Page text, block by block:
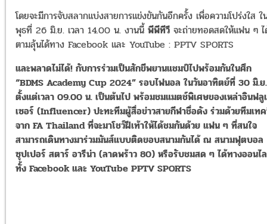
โดยจะมีการจับสลากแบ่งสายการแข่งขันกันอีกครั้ง เพื่อความโปร่งใส ใ
พุธที่ 26 มิ.ย. เวลา 14.00 น. งานนี้ พีพีทีวี จะถ่ายทอดสดให้แฟน ๆ
ตามลุ้นได้ทาง Facebook และ YouTube : PPTV SPORTS
และพลาดไม่ได้! กับการร่วมเป็นสักขีพยานแชมป์ไปพร้อมกันในศึก
“BDMS Academy Cup 2024” รอบไฟนอล ในวันอาทิตย์ที่ 30 มิ.ย.
ตั้งแต่เวลา 09.00 น. เป็นต้นไป พร้อมชมแมตช์พิเศษของเหล่าอินฟลู
เซอร์ (Influencer) ปะทะทีมผู้สื่อข่าวสายกีฬาชื่อดัง ร่วมด้วยทีมเท
จาก FA Thailandที่จะมาโชว์ฝีเท้าให้ได้ชมกันด้วย แฟน ๆ ที่สนใจ
สามารถเดินทางมาร่วมมันส์แบบติดขอบสนามกันได้ ณ สนามฟุตบอล
ซุปเปอร์ สตาร์ อารีน่า (ลาดพร้าว 80) หรือรับชมสด ๆ ได้ทางออนไ
ทั้ง Facebookและ YouTube PPTV SPORTS